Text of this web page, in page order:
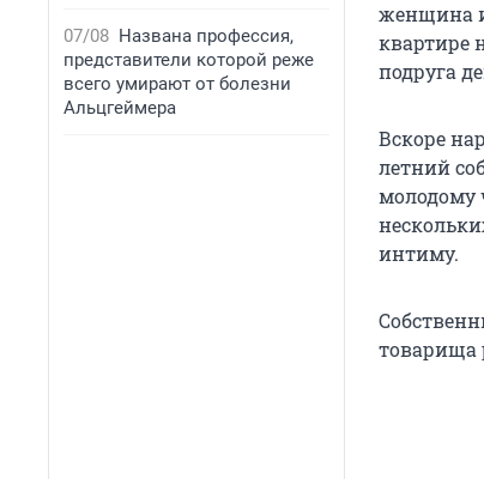
07/08 Названа профессия,
представители которой реже
всего умирают от болезни
Альцгеймера
женщина
квартире
подруга
Вскоре
летний
молодому
интиму.
товарища